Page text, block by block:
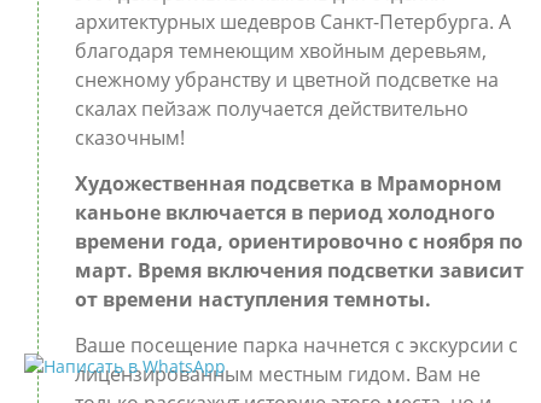
архитектурных шедевров Санкт-Петербурга. А
благодаря темнеющим хвойным деревьям,
снежному убранству и цветной подсветке на
скалах пейзаж получается действительно
сказочным!
Художественная подсветка в Мраморном
каньоне включается в период холодного
времени года, ориентировочно с ноября по
март. Время включения подсветки зависит
от времени наступления темноты.
Ваше посещение парка начнется с экскурсии с
лицензированным местным гидом. Вам не